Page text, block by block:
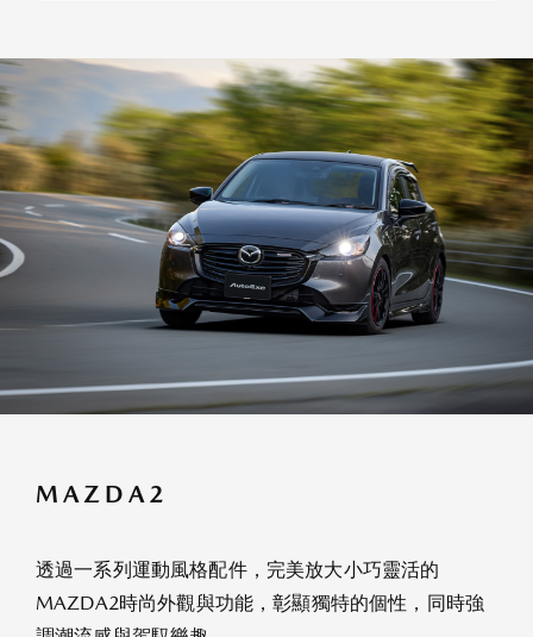
MAZDA2
透過一系列運動風格配件，完美放大小巧靈活的
MAZDA2時尚外觀與功能，彰顯獨特的個性，同時強